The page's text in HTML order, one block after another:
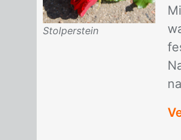
Stolperstein